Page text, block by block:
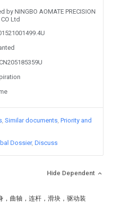
by NINGBO AOMATE PRECISION
CO Ltd
Similar documents Priority and
Dossier Discuss
Hide Dependent
，曲轴，连杆，滑块，驱动装